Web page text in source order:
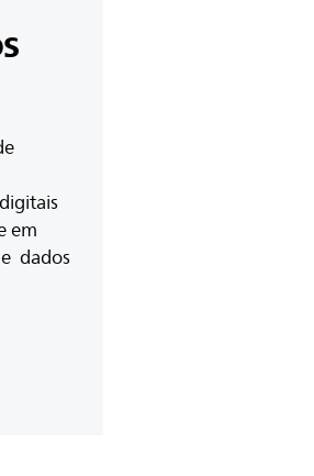
em
dados